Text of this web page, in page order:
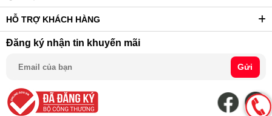
HỖ TRỢ KHÁCH HÀNG
Đăng ký nhận tin khuyến mãi
Gửi